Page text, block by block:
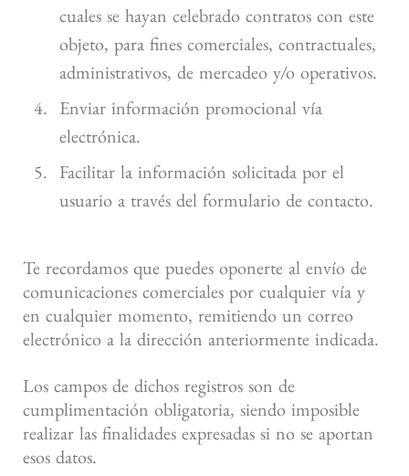
cuales se hayan celebrado contratos con este
objeto, para fines comerciales, contractuales,
administrativos, de mercadeo y/o operativos.
Enviar información promocional vía
electrónica.
Facilitar la información solicitada por el
usuario a través del formulario de contacto.
Te recordamos que puedes oponerte al envío de
comunicaciones comerciales por cualquier vía y
en cualquier momento, remitiendo un correo
electrónico a la dirección anteriormente indicada.
Los campos de dichos registros son de
cumplimentación obligatoria, siendo imposible
realizar las finalidades expresadas si no se aportan
esos datos.